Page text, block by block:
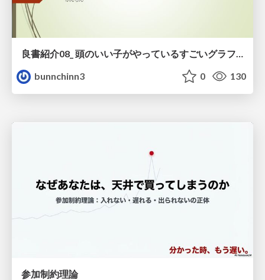
良書紹介08_ 頭のいい子がやっているすごいグラフの読み方
bunnchinn3
0 130
参加制約理論